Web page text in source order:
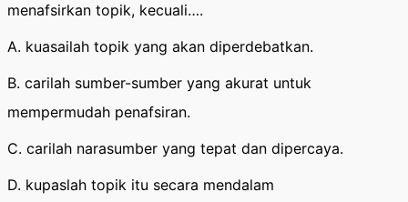
menafsirkan topik, kecuali….
A. kuasailah topik yang akan diperdebatkan.
B. carilah sumber-sumber yang akurat untuk
mempermudah penafsiran.
C. carilah narasumber yang tepat dan dipercaya.
D. kupaslah topik itu secara mendalam